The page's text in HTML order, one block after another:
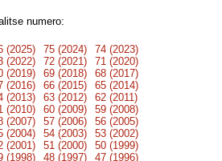
numero:
(2025) 75 (2024)
74 (2023)
(2022)
72 (2021)
71 (2020)
(2019)
69 (2018)
68 (2017)
(2016)
66 (2015)
65 (2014)
(2013)
63 (2012)
62 (2011)
(2010)
60 (2009)
59 (2008)
(2007)
57 (2006)
56 (2005)
(2004)
54 (2003)
53 (2002)
(2001)
51 (2000)
50 (1999)
(1998)
48 (1997)
47 (1996)